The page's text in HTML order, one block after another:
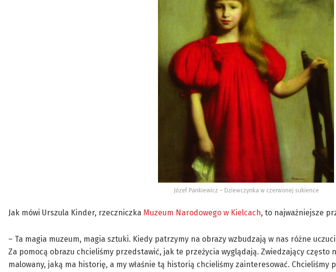
Józef Pankiewicz – Dziewczynka w czerwonej sukience
Jak mówi Urszula Kinder, rzeczniczka Muzeum Narodowego w Kielcach, to najważniejsze
– Ta magia muzeum, magia sztuki. Kiedy patrzymy na obrazy wzbudzają w nas różne
Za pomocą obrazu chcieliśmy przedstawić, jak te przeżycia wyglądają. Zwiedzający często
malowany, jaką ma historię, a my właśnie tą historią chcieliśmy zainteresować. Chcieliśmy